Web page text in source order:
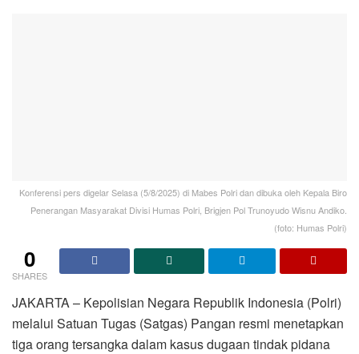
Konferensi pers digelar Selasa (5/8/2025) di Mabes Polri dan dibuka oleh Kepala Biro
Penerangan Masyarakat Divisi Humas Polri, Brigjen Pol Trunoyudo Wisnu Andiko.
(foto: Humas Polri)
0
SHARES
JAKARTA – Kepolisian Negara Republik Indonesia (Polri)
melalui Satuan Tugas (Satgas) Pangan resmi menetapkan
tiga orang tersangka dalam kasus dugaan tindak pidana